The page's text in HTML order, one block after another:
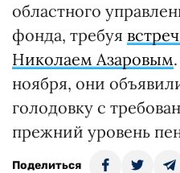
областного
фонда, требуя
Николаем Азаровым
ноября, они
голодовку с
прежний уровень
Поделиться